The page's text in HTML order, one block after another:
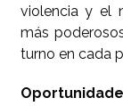
violencia y el
más
turno en cada